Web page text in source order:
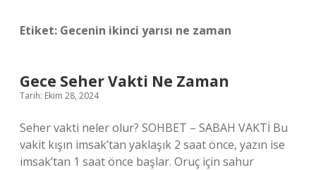
Etiket: Gecenin ikinci yarısı ne zaman
Gece Seher Vakti Ne Zaman
Tarih: Ekim 28, 2024
Seher vakti neler olur? SOHBET – SABAH VAKTİ Bu
vakit kışın imsak’tan yaklaşık 2 saat önce, yazın ise
imsak’tan 1 saat önce başlar. Oruç için sahur